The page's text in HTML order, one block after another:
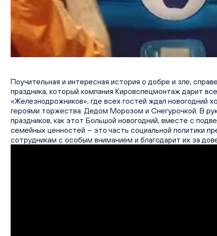
Поучительная и интересная история о добре и зле,
праздника, который компания Кировспецмонтаж дарит
«Железнодрожников», где всех гостей ждал новогодний
героями торжества: Дедом Морозом и Снегурочкой. В
праздников, как этот Большой новогодний, вместе с
семейных ценностей – это часть социальной политики
сотрудникам с особым вниманием и благодарит их за